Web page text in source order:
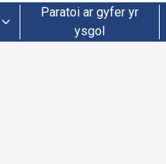
Paratoi ar gyfer yr
ysgol